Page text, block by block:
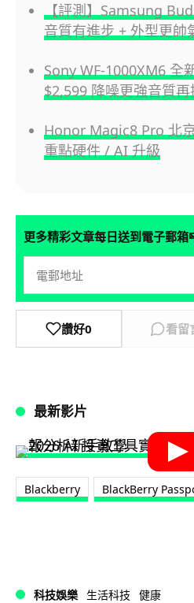
【評測】Samsung
音質有進步 + 外型更帥
Sony WF-1000XM6
$2,599 降噪更強音質再
Honor Magic8 Pro 北
重點硬件 / AI 升級
更多精彩文章每日送到電子郵箱
讚好0 看留
最新影片
Blackberry BlackBerry
科技娛樂 生活科技 健康